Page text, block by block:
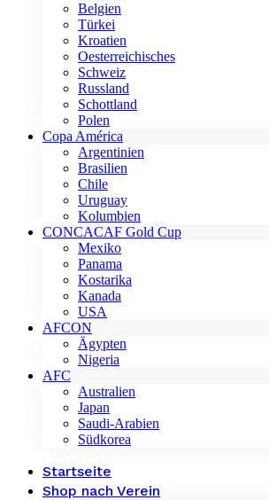
Belgien
Türkei
Kroatien
Oesterreichisches
Schweiz
Russland
Schottland
Polen
Copa América
Argentinien
Brasilien
Chile
Uruguay
Kolumbien
CONCACAF Gold Cup
Mexiko
Panama
Kostarika
Kanada
USA
AFCON
Ägypten
Nigeria
AFC
Australien
Japan
Saudi-Arabien
Südkorea
Startseite
Shop nach Verein